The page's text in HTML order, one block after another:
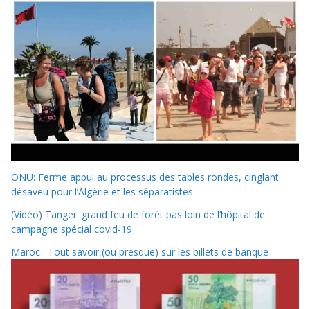
ONU: Ferme appui au processus des tables rondes, cinglant
désaveu pour l’Algérie et les séparatistes
(Vidéo) Tanger: grand feu de forêt pas loin de l’hôpital de
campagne spécial covid-19
Maroc : Tout savoir (ou presque) sur les billets de banque